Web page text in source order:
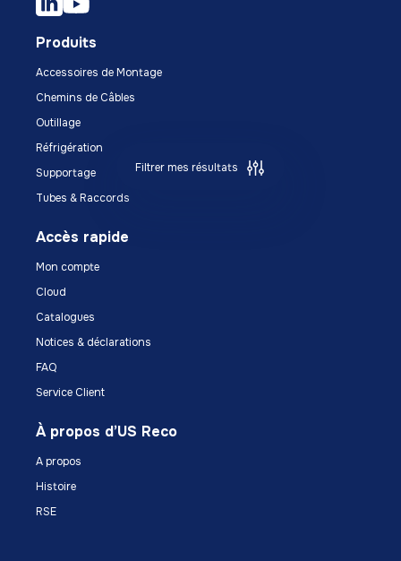
Produits
Accessoires de Montage
Chemins de Câbles
Outillage
Réfrigération
Supportage
Tubes & Raccords
Accès rapide
Mon compte
Cloud
Catalogues
Notices & déclarations
FAQ
Service Client
À propos d’US Reco
A propos
Histoire
RSE
Filtrer mes résultats